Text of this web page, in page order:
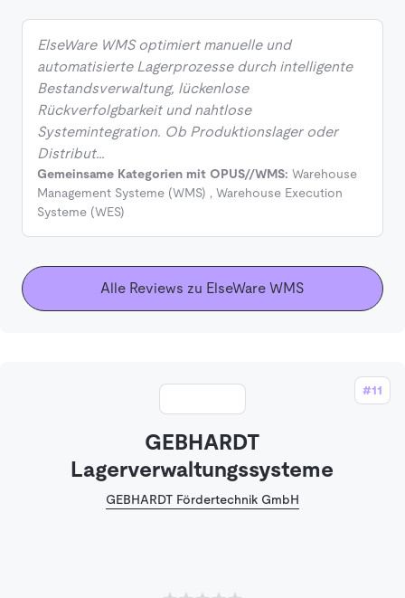
ElseWare WMS optimiert manuelle und
automatisierte Lagerprozesse durch intelligente
Bestandsverwaltung, lückenlose
Rückverfolgbarkeit und nahtlose
Systemintegration. Ob Produktionslager oder
Distribut…
Gemeinsame Kategorien mit OPUS//WMS: Warehouse
Management Systeme (WMS) , Warehouse Execution
Systeme (WES)
Alle Reviews zu ElseWare WMS
#11
GEBHARDT
Lagerverwaltungssysteme
GEBHARDT Fördertechnik GmbH